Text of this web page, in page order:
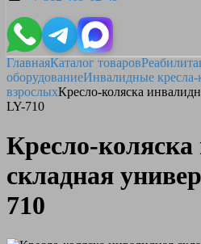
ГлавнаяКаталог товаров
оборудованиеИнвалидные кресла-
взрослыхКресло-коляска
LY-710
Кресло-
складная
710